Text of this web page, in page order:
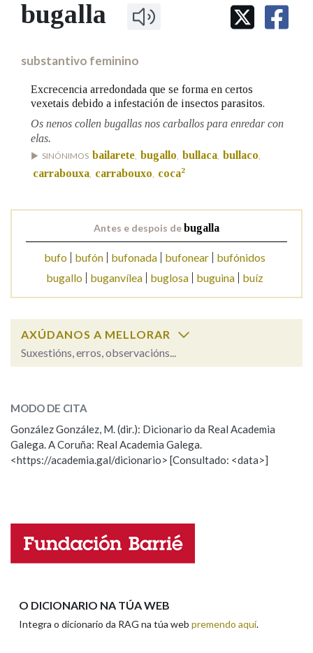
IDENTIDADE CORPORATIVA
MARCIAL DEL ADALID
FIGURAS HOMENAXEADAS
PRIMAVERA DAS LETRAS
PORTAL DAS PALABRAS
Facebook
TwitterYoutubeInstagramBluesky
BUSCAR NOS LEMAS
Remata por
Contén
Nas definicións
Nos exemplos
Na fraseoloxía
OUTRAS OPCIÓNS DE BUSCA
Marcas gramaticais
bugalla
substantivo feminino
Excrecencia arredondada que se forma en certos
vexetais debido a infestación de insectos parasitos.
Os nenos collen bugallas nos carballos para enredar con
elas.
SINÓNIMOS bailarete bugallo bullaca bullaco
carrabouxa carrabouxo coca2
Antes e despois debugalla
bufo bufón bufonada bufonear
bufónidos
bugallo
buganvílea buglosa buguina buíz
AXÚDANOS A MELLORAR
Suxestións, erros, observacións...
ESCOLLE UNHA OPCIÓN:
Observación Hai un erro na palabra
Propoño mellorar a definición
Nome
MODO DE CITA
González González, M. (dir.): Dicionario da Real Academia
Galega. A Coruña: Real Academia Galega.
<https://academia.gal/dicionario> [Consultado: <data>]
O DICIONARIO NA TÚA WEB
Integra o dicionario da RAG na túa web premendo aquí.